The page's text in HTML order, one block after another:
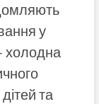
у
холодна
та